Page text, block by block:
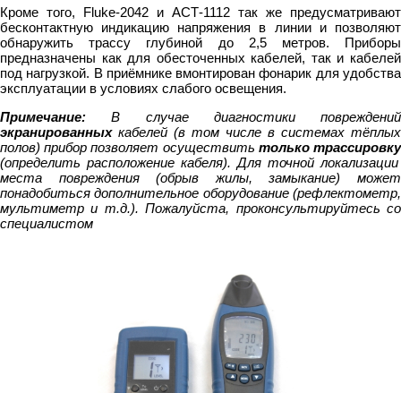
Кроме того, Fluke-2042 и АСТ-1112 так же предусматривают
бесконтактную индикацию напряжения в линии и позволяют
обнаружить трассу глубиной до 2,5 метров. Приборы
предназначены как для обесточенных кабелей, так и кабелей
под нагрузкой. В приёмнике вмонтирован фонарик для удобства
эксплуатации в условиях слабого освещения.
Примечание: В случае диагностики повреждений
экранированныхкабелей (в том числе в системах тёплых
полов) прибор позволяет осуществить только трассировку
(определить расположение кабеля). Для точной локализации
места повреждения (обрыв жилы, замыкание) может
понадобиться дополнительное оборудование (рефлектометр,
мультиметр и т.д.). Пожалуйста, проконсультируйтесь со
специалистом